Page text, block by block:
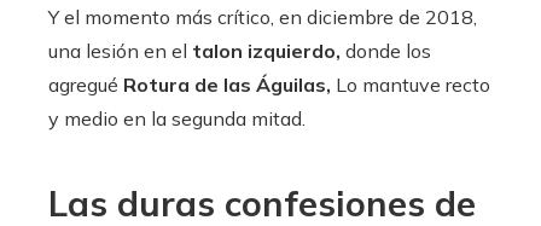
Y el momento más crítico, en diciembre de 2018,
una lesión en el talon izquierdo, donde los
agregué Rotura de las Águilas, Lo mantuve recto
y medio en la segunda mitad.
Las duras confesiones de